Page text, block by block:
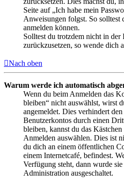
Seite auf „Ich habe mein
Anweisungen folgst. So solltest
anmelden können.
Solltest du trotzdem nicht in der
zurückzusetzen, so wende dich
Nach oben
Warum werde ich automatisch
Wenn du beim Anmelden das
bleiben“ nicht auswählst, wirst
angemeldet. Dies verhindert
Benutzerkontos durch einen
bleiben, kannst du das
Anmelden auswählen. Dies ist
du dich an einem öffentlichen
einem Internetcafé, befindest.
Verfügung steht, dann wurde
Administration ausgeschaltet.